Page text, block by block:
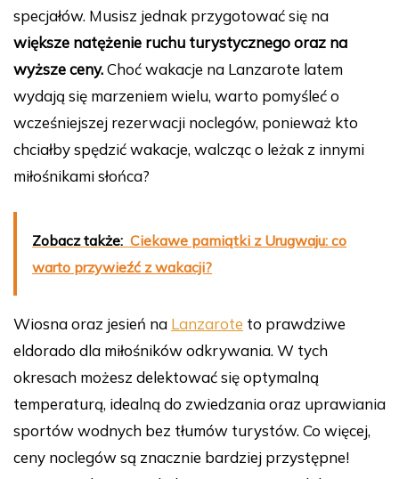
specjałów. Musisz jednak przygotować się na
większe natężenie ruchu turystycznego oraz na
wyższe ceny.Choć wakacje na Lanzarote latem
wydają się marzeniem wielu, warto pomyśleć o
wcześniejszej rezerwacji noclegów, ponieważ kto
chciałby spędzić wakacje, walcząc o leżak z innymi
miłośnikami słońca?
Zobacz także: Ciekawe pamiątki z Urugwaju: co
warto przywieźć z wakacji?
Wiosna oraz jesień na Lanzarote to prawdziwe
eldorado dla miłośników odkrywania. W tych
okresach możesz delektować się optymalną
temperaturą, idealną do zwiedzania oraz uprawiania
sportów wodnych bez tłumów turystów. Co więcej,
ceny noclegów są znacznie bardziej przystępne!